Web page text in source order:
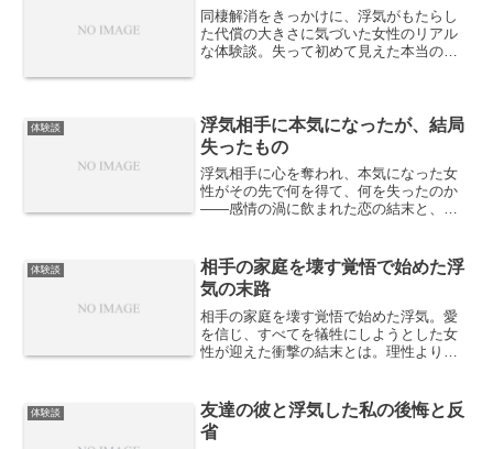
同棲解消をきっかけに、浮気がもたらし
た代償の大きさに気づいた女性のリアル
な体験談。失って初めて見えた本当の愛
体験談
浮気相手に本気になったが、結局
失ったもの
浮気相手に心を奪われ、本気になった女
性がその先で何を得て、何を失ったのか
——感情の渦に飲まれた恋の結末と、深
体験談
相手の家庭を壊す覚悟で始めた浮
気の末路
相手の家庭を壊す覚悟で始めた浮気。愛
を信じ、すべてを犠牲にしようとした女
性が迎えた衝撃の結末とは。理性よりも
体験談
友達の彼と浮気した私の後悔と反
省